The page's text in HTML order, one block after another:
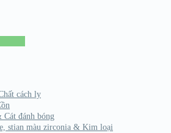
cách ly
Cát đánh bóng
stian màu zirconia & Kim loại